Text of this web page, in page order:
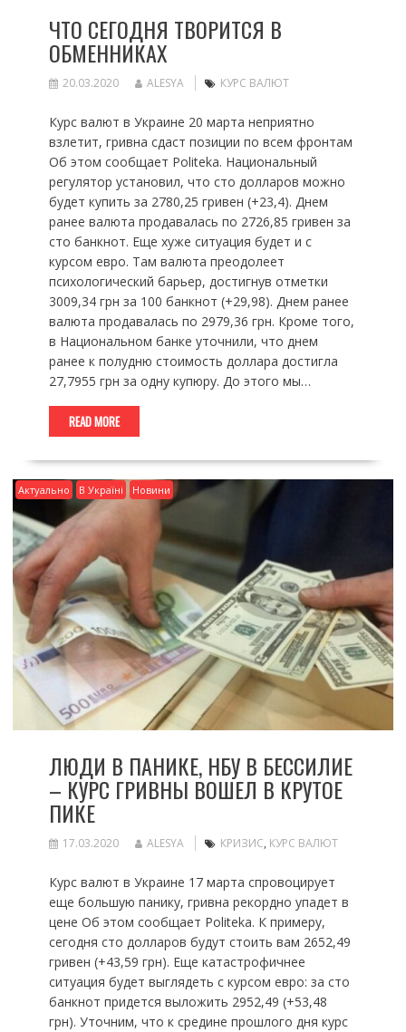
ЧТО СЕГОДНЯ ТВОРИТСЯ В
ОБМЕННИКАХ
20.03.2020 ALESYA КУРС ВАЛЮТ
Курс валют в Украине 20 марта неприятно
взлетит, гривна сдаст позиции по всем фронтам
Об этом сообщает Politeka. Национальный
регулятор установил, что сто долларов можно
будет купить за 2780,25 гривен (+23,4). Днем
ранее валюта продавалась по 2726,85 гривен за
сто банкнот. Еще хуже ситуация будет и с
курсом евро. Там валюта преодолеет
психологический барьер, достигнув отметки
3009,34 грн за 100 банкнот (+29,98). Днем ранее
валюта продавалась по 2979,36 грн. Кроме того,
в Национальном банке уточнили, что днем
ранее к полудню стоимость доллара достигла
27,7955 грн за одну купюру. До этого мы…
READ MORE
Актуально В Україні Новини
ЛЮДИ В ПАНИКЕ, НБУ В БЕССИЛИЕ
– КУРС ГРИВНЫ ВОШЕЛ В КРУТОЕ
ПИКЕ
17.03.2020 ALESYA КРИЗИС, КУРС ВАЛЮТ
Курс валют в Украине 17 марта спровоцирует
еще большую панику, гривна рекордно упадет в
цене Об этом сообщает Politeka. К примеру,
сегодня сто долларов будут стоить вам 2652,49
гривен (+43,59 грн). Еще катастрофичнее
ситуация будет выглядеть с курсом евро: за сто
банкнот придется выложить 2952,49 (+53,48
грн). Уточним, что к средине прошлого дня курс